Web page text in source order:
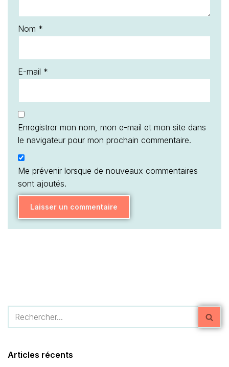
Nom *
E-mail *
Enregistrer mon nom, mon e-mail et mon site dans
le navigateur pour mon prochain commentaire.
Me prévenir lorsque de nouveaux commentaires
sont ajoutés.
Articles récents